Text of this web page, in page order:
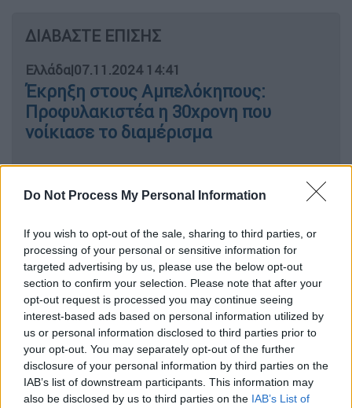
Do Not Process My Personal Information
If you wish to opt-out of the sale, sharing to third parties, or
processing of your personal or sensitive information for
targeted advertising by us, please use the below opt-out
section to confirm your selection. Please note that after your
opt-out request is processed you may continue seeing
interest-based ads based on personal information utilized by
us or personal information disclosed to third parties prior to
your opt-out. You may separately opt-out of the further
disclosure of your personal information by third parties on the
IAB’s list of downstream participants. This information may
also be disclosed by us to third parties on the IAB’s List of
ΔΙΑΒΑΣΤΕ ΕΠΙΣΗΣ
Ελλάδα|07.11.2024 14:41
Έκρηξη στους Αμπελόκηπους:
Προφυλακιστέα η 30χρονη που
νοίκιασε το διαμέρισμα
Καταιγιστικές εξελίξεις αναμένονται την
προσεχή περίοδο στην υπόθεση.Αναμένεται
να ανοίξεινέος κύκλος διώξεων,ενώ θα
δοθεί επίσης στη δημοσιότητα το πόρισμα
του καθηγητή του Εθνικού Μετσόβιου
Πολυτεχνείου σχετικά με την αιτία της
φωτιάς, την διάρκειά της και την
πυρόσφαιρα.
Έρχονται νέες διώξεις